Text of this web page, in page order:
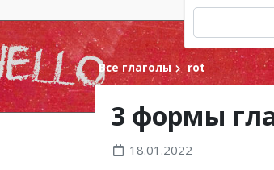
Все глаголы rot
3 формы
18.01.2022